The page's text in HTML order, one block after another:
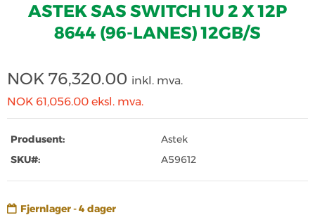
ASTEK SAS SWITCH 1U 2 X 12P
8644 (96-LANES) 12GB/S
NOK 76,320.00 inkl. mva.
NOK 61,056.00 eksl. mva.
Produsent:
Astek
SKU#:
A59612
Fjernlager - 4 dager